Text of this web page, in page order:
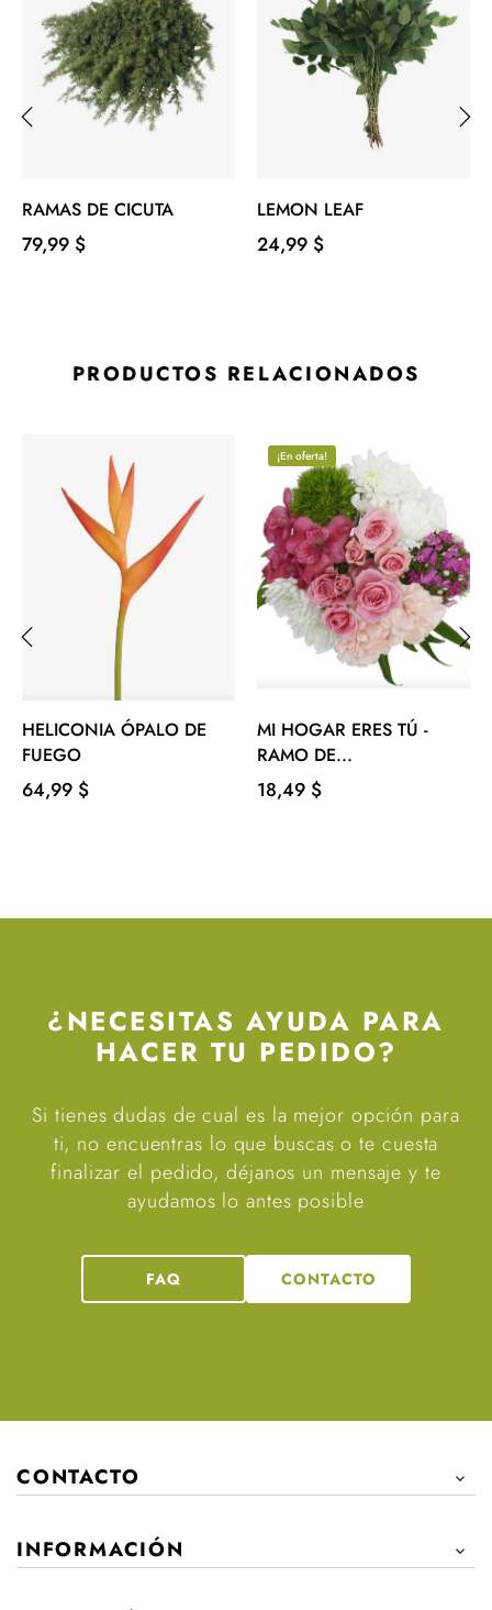
RAMAS DE CICUTA
Precio
79,99 $
LEMON LEAF
Precio
24,99 $
PRODUCTOS RELACIONADOS
HELICONIA ÓPALO DE
FUEGO
Precio
64,99 $
¡En oferta!
MI HOGAR ERES TÚ -
RAMO DE...
Precio
18,49 $
¿NECESITAS AYUDA PARA
HACER TU PEDIDO?
Si tienes dudas de cual es la mejor opción para
ti, no encuentras lo que buscas o te cuesta
finalizar el pedido, déjanos un mensaje y te
ayudamos lo antes posible
FAQ CONTACTO
CONTACTO 
INFORMACIÓN 